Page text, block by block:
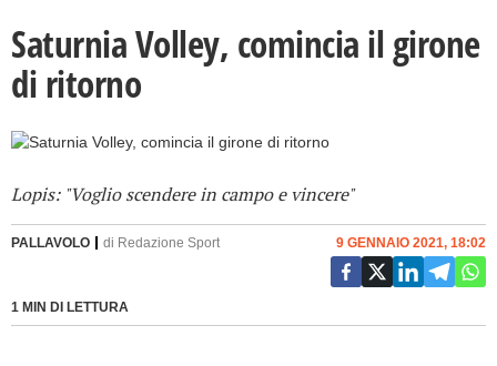
Saturnia Volley, comincia il girone
di ritorno
Lopis: "Voglio scendere in campo e vincere"
PALLAVOLO di Redazione Sport
1 MIN DI LETTURA
9 GENNAIO 2021, 18:02